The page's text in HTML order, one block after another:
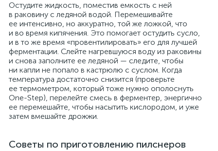
Остудите жидкость, поместив емкость с ней
в раковину с ледяной водой. Перемешивайте
ее интенсивно, но аккуратно, той же ложкой, что
и во время кипячения. Это помогает остудить сусло,
и в то же время «провентилировать» его для лучшей
ферментации. Слейте нагревшуюся воду из раковины
и снова заполните ее ледяной — следите, чтобы
ни капли не попало в кастрюлю с суслом. Когда
температура достаточно снизится (проверьте
ее термометром, который тоже нужно ополоснуть
One-Step), перелейте смесь в ферментер, энергично
ее перемешайте, чтобы насытить кислородом, и уже
затем вмешайте дрожжи.
Советы по приготовлению пилснеров